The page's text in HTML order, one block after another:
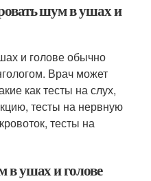
шум в ушах и
и голове обычно
Врач может
как тесты на слух,
тесты на нервную
тесты на
в ушах и голове